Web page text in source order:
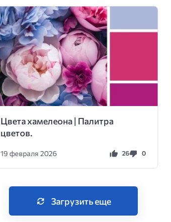
Цвета хамелеона | Палитра
цветов.
19 февраля 2026 26 0
Загрузить еще